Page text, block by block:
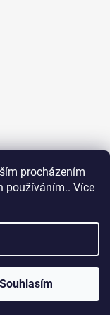
procházením
používáním.. Více
Souhlasímvyhrazena.